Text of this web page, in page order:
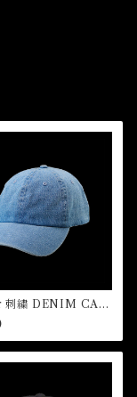
刺繍 DENIM CA